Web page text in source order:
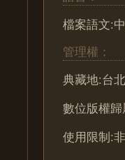
檔案語文:
管理權：
典藏地:台
數位版權
使用限制: